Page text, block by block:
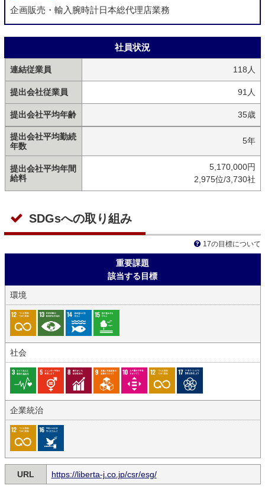
企画販売・輸入腕時計日本総代理店業務
社員状況
連結従業員 118人
提出会社従業員 91人
提出会社平均年齢 35歳
提出会社平均勤続
年数
5年
提出会社平均年間
給料
5,170,000円
2,975位/3,730社
SDGsへの取り組み
17の目標について
重要課題
該当する目標
環境
社会
企業統治
URL https://liberta-j.co.jp/csr/esg/